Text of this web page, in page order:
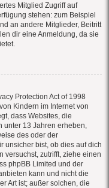
Mitglied Zugriff auf
stehen: zum Beispiel
an andere Mitglieder, Beitritt
dir eine Anmeldung, da sie
Protection Act of 1998
Kindern im Internet von
dass Websites, die
unter 13 Jahren erheben,
des oder der
unsicher bist, ob dies auf dich
versuchst, zutrifft, ziehe einen
phpBB Limited und der
kann und nicht die
Art ist; außer solchen, die